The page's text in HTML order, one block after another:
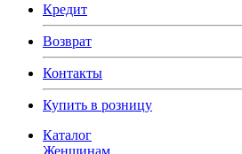
Кредит
Возврат
Контакты
Купить в розницу
Каталог
Женщинам